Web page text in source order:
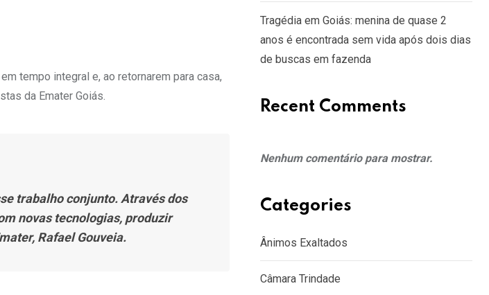
tempo integral e, ao retornarem para casa,
da Emater Goiás.
trabalho conjunto. Através dos
novas tecnologias, produzir
Rafael Gouveia.
Tragédia em Goiás: menina de quase 2
anos é encontrada sem vida após dois dias
de buscas em fazenda
Recent Comments
Nenhum comentário para mostrar.
Categories
Ânimos Exaltados
Câmara Trindade